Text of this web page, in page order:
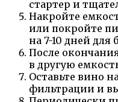
стартер и
Накройте
или покройте
на 7-10 дней для
После
в другую
Оставьте вино
фильтрации и